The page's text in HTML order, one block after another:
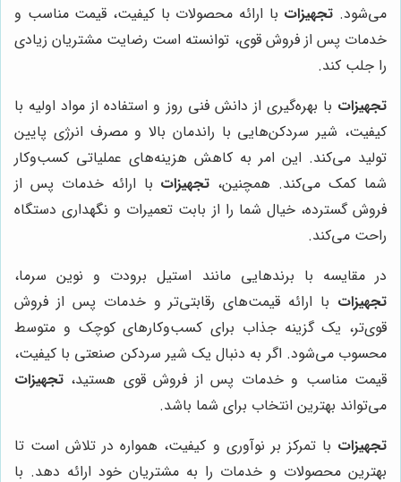
می‌شود. تجهیزات با ارائه محصولات با کیفیت، قیمت مناسب و
خدمات پس از فروش قوی، توانسته است رضایت مشتریان زیادی
را جلب کند.
تجهیزات با بهره‌گیری از دانش فنی روز و استفاده از مواد اولیه با
کیفیت، شیر سردکن‌هایی با راندمان بالا و مصرف انرژی پایین
تولید می‌کند. این امر به کاهش هزینه‌های عملیاتی کسب‌وکار
شما کمک می‌کند. همچنین، تجهیزات با ارائه خدمات پس از
فروش گسترده، خیال شما را از بابت تعمیرات و نگهداری دستگاه
راحت می‌کند.
در مقایسه با برندهایی مانند استیل برودت و نوین سرما،
تجهیزات با ارائه قیمت‌های رقابتی‌تر و خدمات پس از فروش
قوی‌تر، یک گزینه جذاب برای کسب‌وکارهای کوچک و متوسط
محسوب می‌شود. اگر به دنبال یک شیر سردکن صنعتی با کیفیت،
قیمت مناسب و خدمات پس از فروش قوی هستید، تجهیزات
می‌تواند بهترین انتخاب برای شما باشد.
تجهیزات با تمرکز بر نوآوری و کیفیت، همواره در تلاش است تا
بهترین محصولات و خدمات را به مشتریان خود ارائه دهد. با